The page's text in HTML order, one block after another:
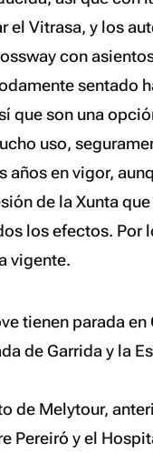
el Vitrasa, y los
con
sentado
que son una
uso,
años en vigor,
de la Xunta
los efectos. Por
vigente.
tienen parada
de Garrida y la
de Melytour,
Pereiró y el